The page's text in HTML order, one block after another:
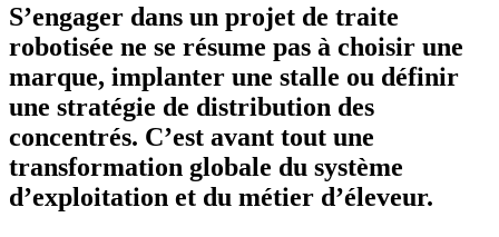
S’engager dans un projet de traite
robotisée ne se résume pas à choisir une
marque, implanter une stalle ou définir
une stratégie de distribution des
concentrés. C’est avant tout une
transformation globale du système
d’exploitation et du métier d’éleveur.